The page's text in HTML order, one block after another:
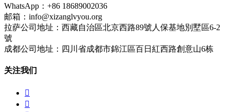
WhatsApp：+86 18689002036
邮箱：info@xizanglvyou.org
拉萨公司地址：西藏自治區北京西路89號人保基地別墅區6-2
號
成都公司地址：四川省成都市錦江區百日紅西路創意山6栋
关注我们

